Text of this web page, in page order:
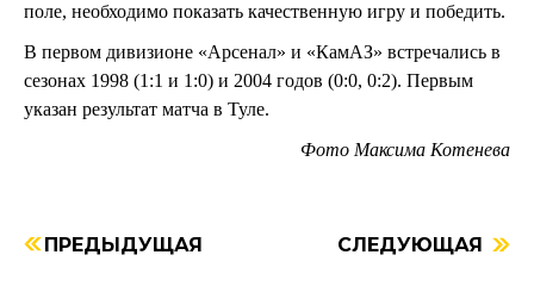
поле, необходимо показать качественную игру и победить.
В первом дивизионе «Арсенал» и «КамАЗ» встречались в
сезонах 1998 (1:1 и 1:0) и 2004 годов (0:0, 0:2). Первым
указан результат матча в Туле.
Фото Максима Котенева
ПРЕДЫДУЩАЯ СЛЕДУЮЩАЯ